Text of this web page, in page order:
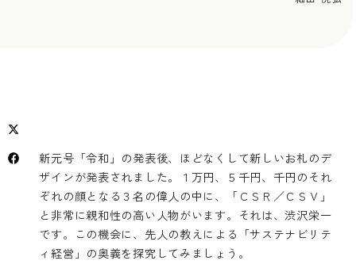
新元号「令和」の発表後、ほどなくして新しいお札のデ
ザインが発表されました。１万円、５千円、千円のそれ
ぞれの顔となる３名の偉人の中に、「ＣＳＲ／ＣＳＶ」
と非常に親和性の高い人物がいます。それは、渋沢栄一
です。この機会に、先人の教えによる「サステナビリテ
ィ経営」の奥義を探究してみましょう。